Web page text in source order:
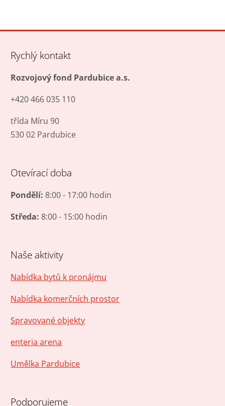
Rychlý kontakt
Rozvojový fond Pardubice a.s.
+420 466 035 110
třída Míru 90
530 02 Pardubice
Otevírací doba
Pondělí: 8:00 - 17:00 hodin
Středa: 8:00 - 15:00 hodin
Naše aktivity
Nabídka bytů k pronájmu
Nabídka komerčních prostor
Spravované objekty
enteria arena
Umělka Pardubice
Podporujeme